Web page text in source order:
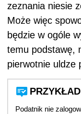
zeznania niesie
Może więc
będzie w ogóle
temu podstawę,
pierwotnie uldze
PRZYKŁAD
Podatnik nie